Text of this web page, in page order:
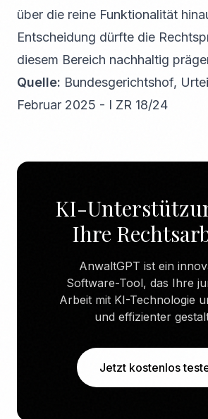
über die reine Funktionalität
Entscheidung dürfte die
diesem Bereich nachhaltig
Quelle: Bundesgerichtshof,
Februar 2025 - I ZR 18/24
KI-
Ihre
AnwaltGPT ist ein
Software-Tool, das Ihre
Arbeit mit KI-Technologie
und effizienter
Jetzt kostenlos